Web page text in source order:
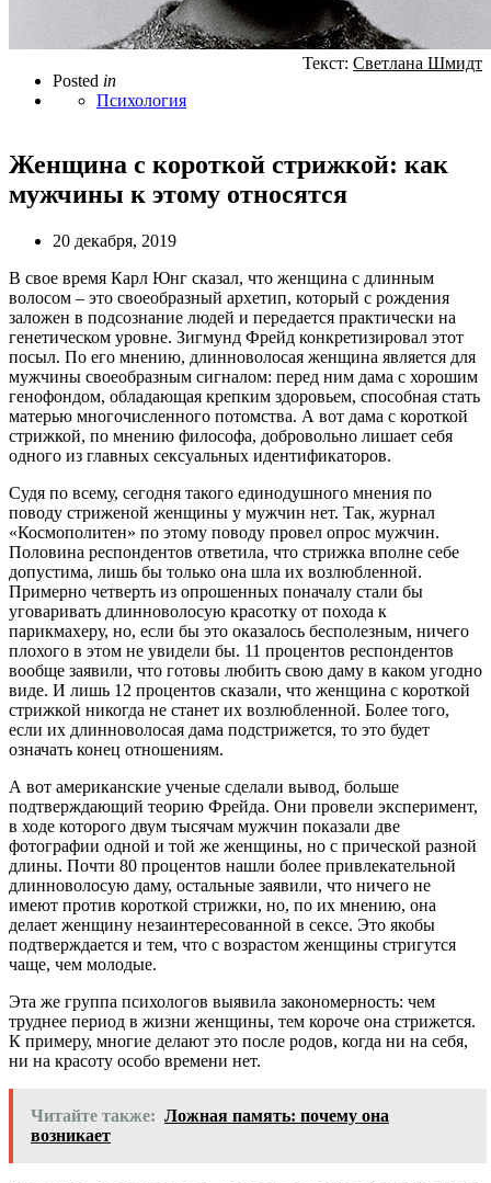
Posted in
Психология
Текст: Светлана Шмидт
Женщина с короткой стрижкой: как
мужчины к этому относятся
20 декабря, 2019
В свое время Карл Юнг сказал, что женщина с длинным
волосом – это своеобразный архетип, который с рождения
заложен в подсознание людей и передается практически на
генетическом уровне. Зигмунд Фрейд конкретизировал этот
посыл. По его мнению, длинноволосая женщина является для
мужчины своеобразным сигналом: перед ним дама с хорошим
генофондом, обладающая крепким здоровьем, способная стать
матерью многочисленного потомства. А вот дама с короткой
стрижкой, по мнению философа, добровольно лишает себя
одного из главных сексуальных идентификаторов.
Судя по всему, сегодня такого единодушного мнения по
поводу стриженой женщины у мужчин нет. Так, журнал
«Космополитен» по этому поводу провел опрос мужчин.
Половина респондентов ответила, что стрижка вполне себе
допустима, лишь бы только она шла их возлюбленной.
Примерно четверть из опрошенных поначалу стали бы
уговаривать длинноволосую красотку от похода к
парикмахеру, но, если бы это оказалось бесполезным, ничего
плохого в этом не увидели бы. 11 процентов респондентов
вообще заявили, что готовы любить свою даму в каком угодно
виде. И лишь 12 процентов сказали, что женщина с короткой
стрижкой никогда не станет их возлюбленной. Более того,
если их длинноволосая дама подстрижется, то это будет
означать конец отношениям.
А вот американские ученые сделали вывод, больше
подтверждающий теорию Фрейда. Они провели эксперимент,
в ходе которого двум тысячам мужчин показали две
фотографии одной и той же женщины, но с прической разной
длины. Почти 80 процентов нашли более привлекательной
длинноволосую даму, остальные заявили, что ничего не
имеют против короткой стрижки, но, по их мнению, она
делает женщину незаинтересованной в сексе. Это якобы
подтверждается и тем, что с возрастом женщины стригутся
чаще, чем молодые.
Эта же группа психологов выявила закономерность: чем
труднее период в жизни женщины, тем короче она стрижется.
К примеру, многие делают это после родов, когда ни на себя,
ни на красоту особо времени нет.
Читайте также: Ложная память: почему она
возникает